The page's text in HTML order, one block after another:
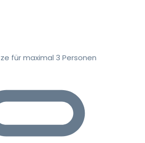
für maximal 3 Personen